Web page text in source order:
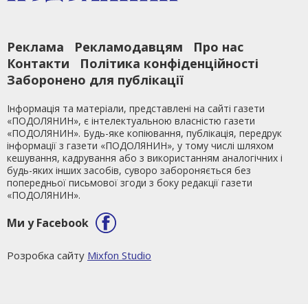
Реклама Рекламодавцям
Про нас
Контакти
Політика конфіденційності
Заборонено для публікації
Інформація та матеріали, представлені на сайті газети
«ПОДОЛЯНИН», є інтелектуальною власністю газети
«ПОДОЛЯНИН». Будь-яке копіювання, публікація, передрук
інформації з газети «ПОДОЛЯНИН», у тому числі шляхом
кешування, кадрування або з використанням аналогічних і
будь-яких інших засобів, суворо забороняється без
попередньої письмової згоди з боку редакції газети
«ПОДОЛЯНИН».
Ми у Facebook
Розробка сайту Mixfon Studio